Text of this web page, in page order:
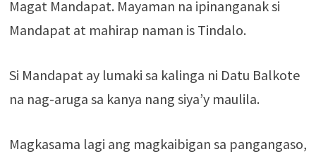
Magat Mandapat. Mayaman na ipinanganak si
Mandapat at mahirap naman is Tindalo.
Si Mandapat ay lumaki sa kalinga ni Datu Balkote
na nag-aruga sa kanya nang siya’y maulila.
Magkasama lagi ang magkaibigan sa pangangaso,